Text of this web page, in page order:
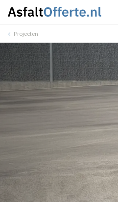
Projecten